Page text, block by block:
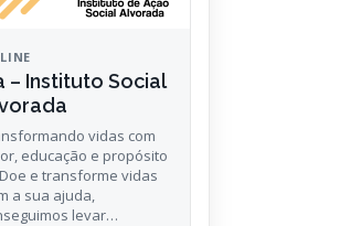
– Instituto Social
vidas com
educação e propósito
Doe e transforme vidas
a sua ajuda,
levar…